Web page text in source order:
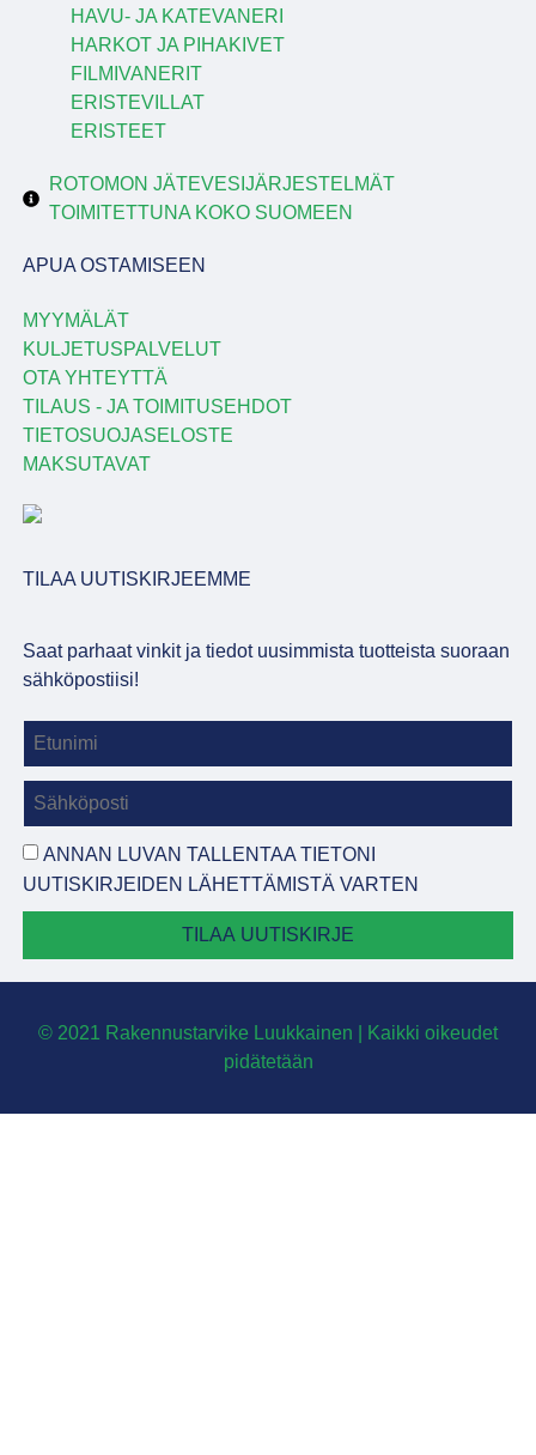
HAVU- JA KATEVANERI
HARKOT JA PIHAKIVET
FILMIVANERIT
ERISTEVILLAT
ERISTEET
ROTOMON JÄTEVESIJÄRJESTELMÄT
TOIMITETTUNA KOKO SUOMEEN
APUA OSTAMISEEN
MYYMÄLÄT
KULJETUSPALVELUT
OTA YHTEYTTÄ
TILAUS - JA TOIMITUSEHDOT
TIETOSUOJASELOSTE
MAKSUTAVAT
TILAA UUTISKIRJEEMME
Saat parhaat vinkit ja tiedot uusimmista tuotteista suoraan
sähköpostiisi!
ANNAN LUVAN TALLENTAA TIETONI
UUTISKIRJEIDEN LÄHETTÄMISTÄ VARTEN
TILAA UUTISKIRJE
© 2021 Rakennustarvike Luukkainen | Kaikki oikeudet
pidätetään